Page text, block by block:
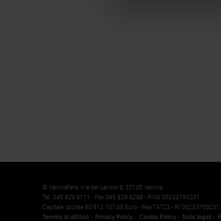
Memento
© Veronafiere, V.le del Lavoro 8, 37135 Verona
Tel. 045 829 8111 - Fax 045 829 8288 - P.IVA 00233750231
Capitale sociale 90.912.707,00 Euro - Rea 74722 - RI 00233750231
Termini di utilizzo Privacy Policy Cookie Policy Note legali